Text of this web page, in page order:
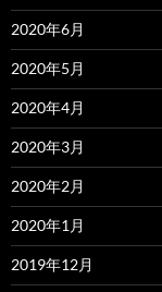
2020年6月
2020年5月
2020年4月
2020年3月
2020年2月
2020年1月
2019年12月